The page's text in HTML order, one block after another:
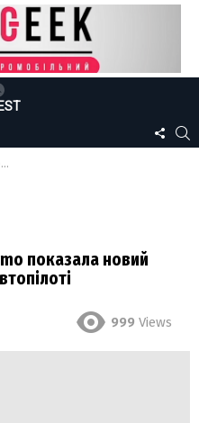
US
показала новий
999 Views